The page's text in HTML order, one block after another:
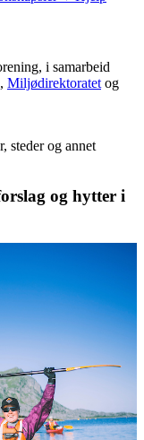
i samarbeid
, Miljødirektoratet og
steder og annet
og hytter i